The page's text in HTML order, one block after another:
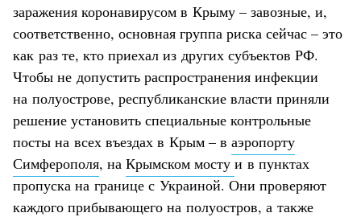
заражения коронавирусом в Крыму – завозные, и,
соответственно, основная группа риска сейчас – это
как раз те, кто приехал из других субъектов РФ.
Чтобы не допустить распространения инфекции
на полуострове, республиканские власти приняли
решение установить специальные контрольные
посты на всех въездах в Крым – в аэропорту
Симферополя, на Крымском мосту и в пунктах
пропуска на границе с Украиной. Они проверяют
каждого прибывающего на полуостров, а также